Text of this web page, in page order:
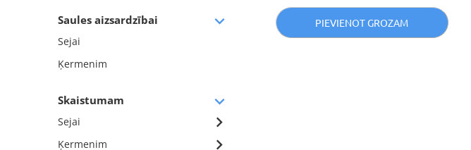
Saules aizsardzībai
Sejai
Ķermenim
Skaistumam
Sejai
Ķermenim
PIEVIENOT GROZAM